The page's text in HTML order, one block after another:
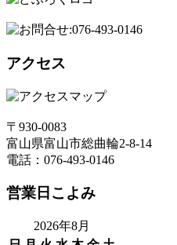
アクセス
〒930-0083
富山県富山市総曲輪2-8-14
電話：076-493-0146
営業日こよみ
2026年8月